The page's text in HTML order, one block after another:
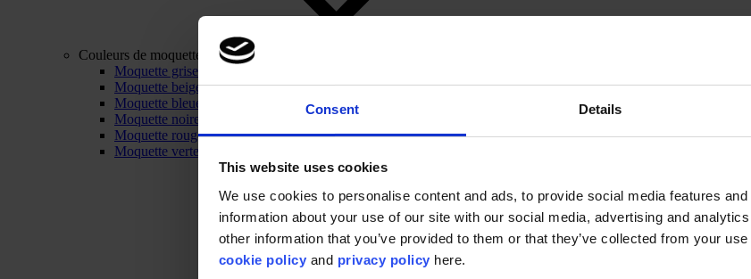
Consent Details
This website uses cookies
We use cookies to personalise content and ads, to provide social media features
information about your use of our site with our social media, advertising and
other information that you’ve provided to them or that they’ve collected from your
cookie policy and privacy policy here.
Couleurs de moquette
Moquette grise
Moquette beige
Moquette bleue
Moquette noire
Moquette rouge
Moquette verte